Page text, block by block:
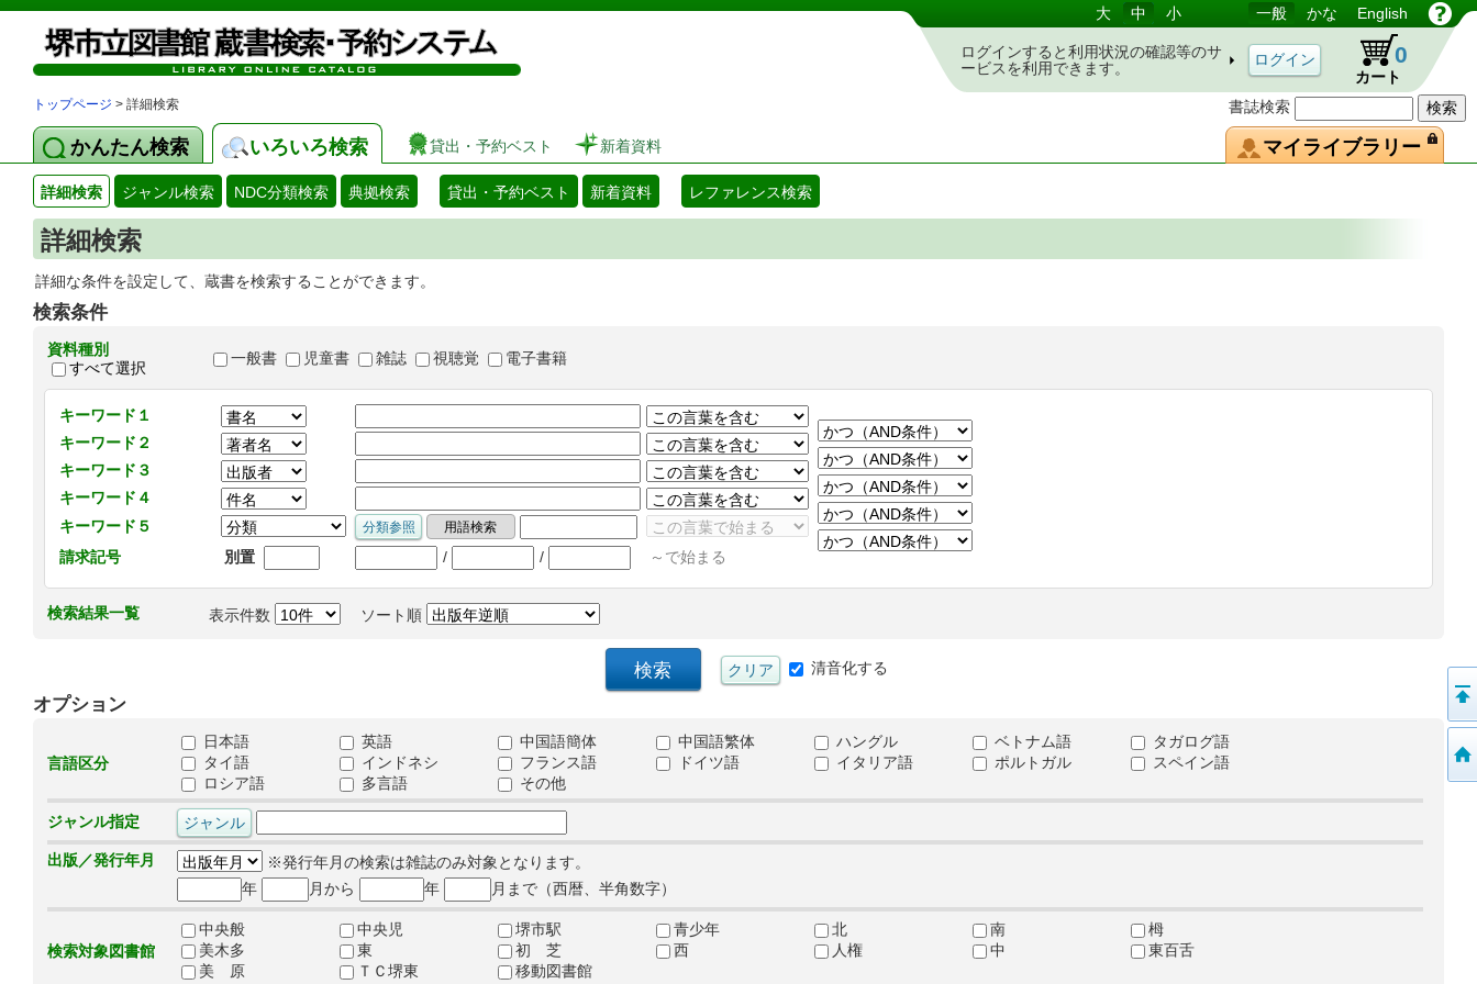
図書館 蔵書検索・予約システム
書誌検索
大 中 小 一般 かな English
ログインすると利用状況の確認等のサ
ービスを利用できます。
カート
0
トップページ > 詳細検索
かんたん検索 いろいろ検索 貸出・予約ベスト 新着資料 マイライブラリー
詳細検索 ジャンル検索 NDC分類検索 典拠検索 貸出・予約ベスト 新着資料 レファレンス検索
詳細検索
詳細な条件を設定して、蔵書を検索することができます。
検索条件
資料種別
すべて選択
一般書 児童書 雑誌 視聴覚 電子書籍
キーワード１
キーワード２
キーワード３
キーワード４
キーワード５
請求記号
別置 / / ～で始まる
検索結果一覧 表示件数 ソート順
清音化する
オプション
言語区分
日本語 英語 中国語簡体 中国語繁体 ハングル ベトナム語
タガログ語
タイ語
インドネシ フランス語 ドイツ語 イタリア語 ポルトガル
スペイン語
ロシア語
多言語 その他
ジャンル指定
出版／発行年月
※発行年月の検索は雑誌のみ対象となります。
年
月から 年 月まで（西暦、半角数字）
検索対象図書館
中央般 中央児 堺市駅 青少年 北 南
栂
美木多
東 初 芝 西 人権 中
東百舌
美 原
ＴＣ堺東 移動図書館